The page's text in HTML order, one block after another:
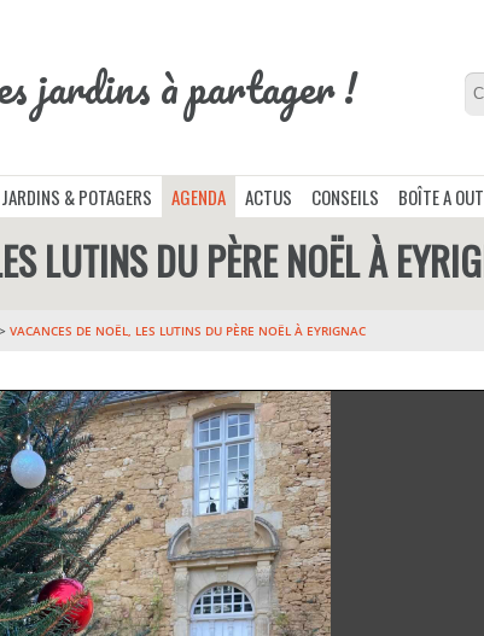
jardins à partager !
& POTAGERS AGENDA ACTUS CONSEILS BOÎTE A
LUTINS DU PÈRE NOËL À
VACANCES DE NOËL, LES LUTINS DU PÈRE NOËL À EYRIGNAC